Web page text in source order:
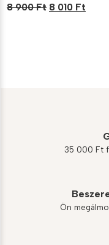
8 900Ft Original
8 010 Ft
35 000 Ft
Ön